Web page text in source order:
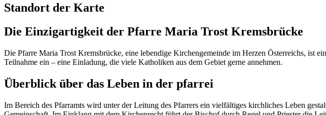
Standort der Karte
Die Einzigartigkeit der Pfarre Maria Trost Kremsbrücke
Die Pfarre Maria Trost Kremsbrücke, eine lebendige Kirchengemeinde im Herzen Österreichs, ist
Teilnahme ein – eine Einladung, die viele Katholiken aus dem Gebiet gerne annehmen.
Überblick über das Leben in der pfarrei
Im Bereich des Pfarramts wird unter der Leitung des Pfarrers ein vielfältiges kirchliches Leben